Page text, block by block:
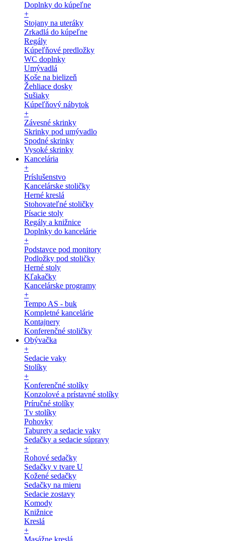
Doplnky do kúpeľne
+
Stojany na uteráky
Zrkadlá do kúpeľne
Regály
Kúpeľňové predložky
WC doplnky
Umývadlá
Koše na bielizeň
Žehliace dosky
Sušiaky
Kúpeľňový nábytok
+
Závesné skrinky
Skrinky pod umývadlo
Spodné skrinky
Vysoké skrinky
Kancelária
+
Príslušenstvo
Kancelárske stoličky
Herné kreslá
Stohovateľné stoličky
Písacie stoly
Regály a knižnice
Doplnky do kancelárie
+
Podstavce pod monitory
Podložky pod stoličky
Herné stoly
Kľakačky
Kancelárske programy
+
Tempo AS - buk
Kompletné kancelárie
Kontajnery
Konferenčné stoličky
Obývačka
+
Sedacie vaky
Stolíky
+
Konferenčné stolíky
Konzolové a prístavné stolíky
Príručné stolíky
Tv stolíky
Pohovky
Taburety a sedacie vaky
Sedačky a sedacie súpravy
+
Rohové sedačky
Sedačky v tvare U
Kožené sedačky
Sedačky na mieru
Sedacie zostavy
Komody
Knižnice
Kreslá
+
Masážne kreslá